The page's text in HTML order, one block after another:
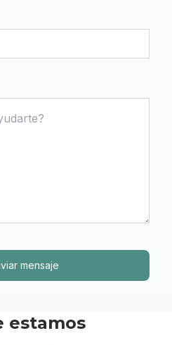
mensaje
estamos